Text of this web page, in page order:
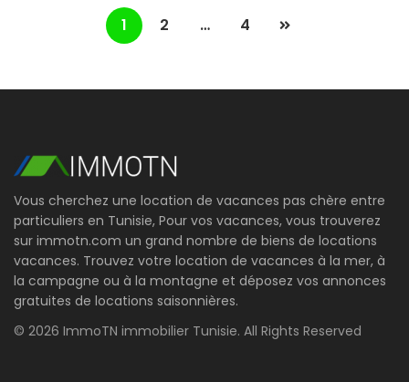
1 2 … 4
Vous cherchez une location de vacances pas chère entre
particuliers en Tunisie, Pour vos vacances, vous trouverez
sur immotn.com un grand nombre de biens de locations
vacances. Trouvez votre location de vacances à la mer, à
la campagne ou à la montagne et déposez vos annonces
gratuites de locations saisonnières.
© 2026 ImmoTN immobilier Tunisie. All Rights Reserved